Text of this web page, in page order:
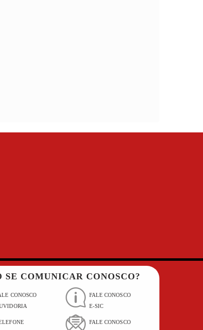
SE COMUNICAR CONOSCO?
CONOSCO
FALE CONOSCO
E-SIC
FALE CONOSCO